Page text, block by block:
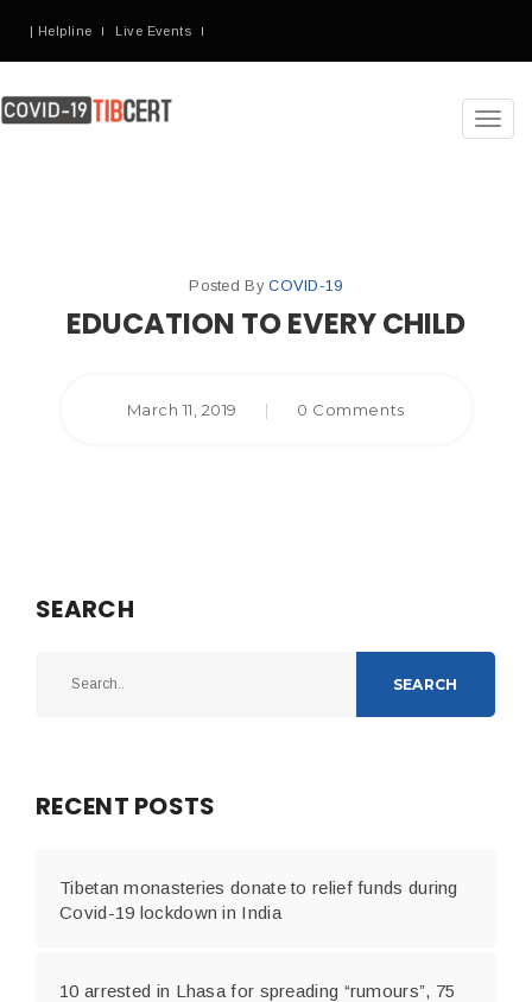
| Helpline Live Events
Posted ByCOVID-19
EDUCATION TO EVERY CHILD
March 11, 2019 | 0 Comments
SEARCH
SEARCH
RECENT POSTS
Tibetan monasteries donate to relief funds during
Covid-19 lockdown in India
10 arrested in Lhasa for spreading “rumours”, 75